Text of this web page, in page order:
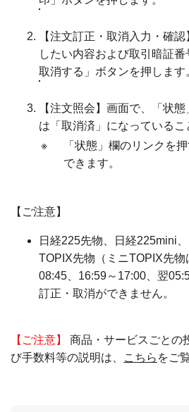
【注文訂正・取消入力・確
したい内容および取引暗証番
取消する」ボタンを押します
【注文照会】画面で、「状
は「取消済」になっているこ
※
「状態」欄のリンクを
できます。
【ご注意】
日経225先物、日経225mini
TOPIX先物（ミニTOPIX先物
08:45、16:59～17:00、翌
訂正・取消ができません。
【ご注意】
商品・サービスごとの
び手数料等の説明は、
こちら をご